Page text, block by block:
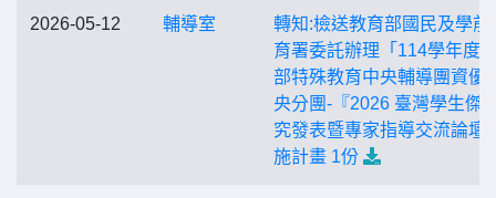
2026-05-12 輔導室
轉知:檢送教育部國民及學前
育署委託辦理「114學年度
部特殊教育中央輔導團資優
央分團-『2026 臺灣學生傑
究發表暨專家指導交流論壇
施計畫 1份